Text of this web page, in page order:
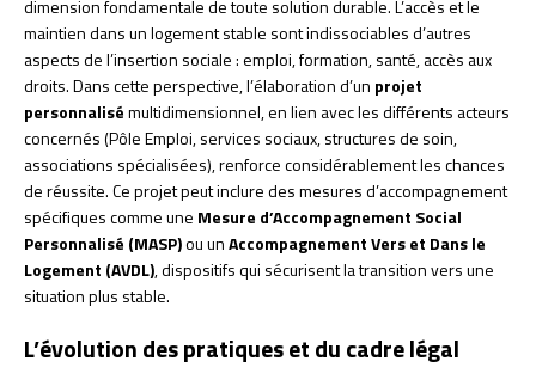
dimension fondamentale de toute solution durable. L’accès et le
maintien dans un logement stable sont indissociables d’autres
aspects de l’insertion sociale : emploi, formation, santé, accès aux
droits. Dans cette perspective, l’élaboration d’un projet
personnalisémultidimensionnel, en lien avec les différents acteurs
concernés (Pôle Emploi, services sociaux, structures de soin,
associations spécialisées), renforce considérablement les chances
de réussite. Ce projet peut inclure des mesures d’accompagnement
spécifiques comme une Mesure d’Accompagnement Social
Personnalisé (MASP)ou unAccompagnement Vers et Dans le
Logement (AVDL), dispositifs qui sécurisent la transition vers une
situation plus stable.
L’évolution des pratiques et du cadre légal